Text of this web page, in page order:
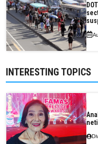
INTERESTING TOPICS